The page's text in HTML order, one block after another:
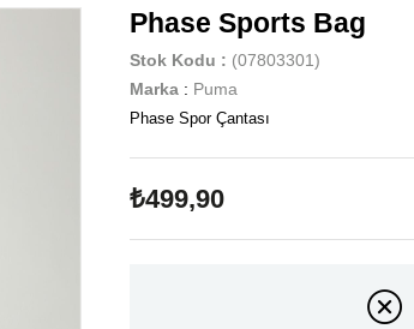
Phase Sports Bag
Stok Kodu
(07803301)
Marka : Puma
Phase Spor Çantası
₺499,90